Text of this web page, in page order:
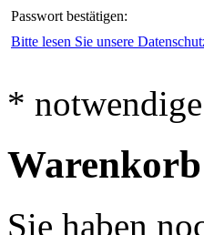
Passwort bestätigen:
Bitte lesen Sie unsere
*
Warenkorb
Sie haben